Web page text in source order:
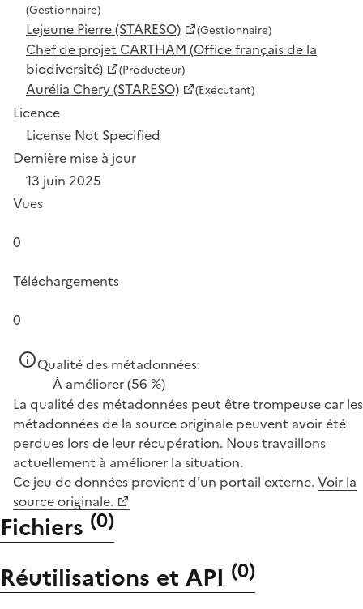
(Gestionnaire)
Lejeune Pierre (STARESO) (Gestionnaire)
Chef de projet CARTHAM (Office français de la
biodiversité)
(Producteur)
Aurélia Chery (STARESO) (Exécutant)
Licence
License Not Specified
Dernière mise à jour
13 juin 2025
Vues
0
Téléchargements
0
Qualité des métadonnées:
À améliorer(56 %)
La qualité des métadonnées peut être trompeuse car les
métadonnées de la source originale peuvent avoir été
perdues lors de leur récupération. Nous travaillons
actuellement à améliorer la situation.
Ce jeu de données provient d'un portail externe. Voir la
source originale.
Fichiers (0)
Réutilisations et API (0)